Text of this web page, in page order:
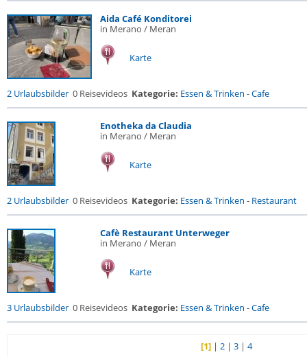
Aida Café Konditorei
in Merano / Meran
Karte
2 Urlaubsbilder 0 Reisevideos Kategorie: Essen & Trinken -Cafe
Enotheka da Claudia
in Merano / Meran
Karte
2 Urlaubsbilder 0 Reisevideos Kategorie: Essen & Trinken - Restaurant
Cafè Restaurant Unterweger
in Merano / Meran
Karte
3 Urlaubsbilder 0 Reisevideos Kategorie: Essen & Trinken -Cafe
[1] |2 |3 |4